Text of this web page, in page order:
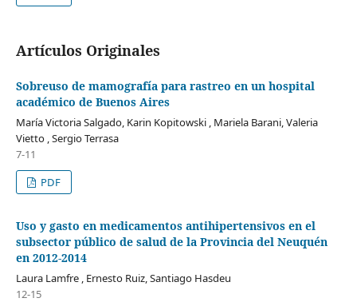
Artículos Originales
Sobreuso de mamografía para rastreo en un hospital
académico de Buenos Aires
María Victoria Salgado, Karin Kopitowski , Mariela Barani, Valeria
Vietto , Sergio Terrasa
7-11
PDF
Uso y gasto en medicamentos antihipertensivos en el
subsector público de salud de la Provincia del Neuquén
en 2012-2014
Laura Lamfre , Ernesto Ruiz, Santiago Hasdeu
12-15